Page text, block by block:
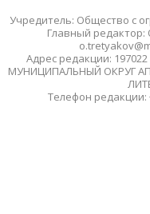
Учредитель: Общество с
Главный редактор:
Адрес редакции: 197022
МУНИЦИПАЛЬНЫЙ ОКРУГ
Телефон редакции: